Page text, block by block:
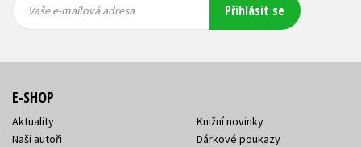
mailová
mailová
Vaše e-mailová adresa Přihlásit se
E-SHOP
Aktuality
Naši autoři
Knižní novinky
Dárkové poukazy